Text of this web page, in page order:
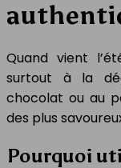
Quand vient
surtout à la
chocolat ou au
des plus
Pourquoi